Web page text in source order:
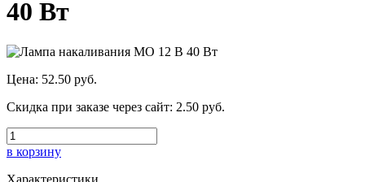
40 Вт
Цена: 52.50 руб.
Скидка при заказе через сайт: 2.50 руб.
в корзину
Характеристики